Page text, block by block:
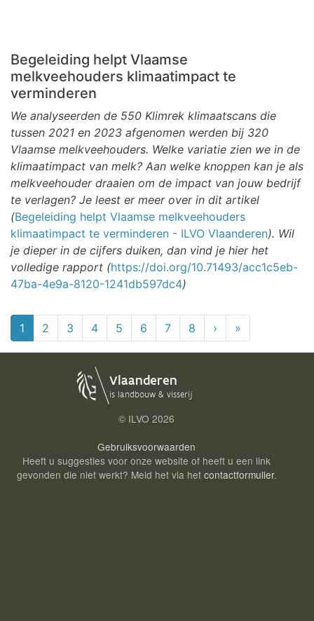
Begeleiding helpt Vlaamse
melkveehouders klimaatimpact te
verminderen
We analyseerden de 550 Klimrek klimaatscans die
tussen 2021 en 2023 afgenomen werden bij 320
Vlaamse melkveehouders. Welke variatie zien we in de
klimaatimpact van melk? Aan welke knoppen kan je als
melkveehouder draaien om de impact van jouw bedrijf
te verlagen? Je leest er meer over in dit artikel
(Begeleiding helpt Vlaamse melkveehouders
klimaatimpact te verminderen - ILVO Vlaanderen). Wil
je dieper in de cijfers duiken, dan vind je hier het
volledige rapport (https://doi.org/10.71493/acc1c5eb-
47ba-4e9a-8120-1241db597dc4)
Paginering
1 2 3 4 5 6 7 8 › »
© ILVO 2026
Gebruiksvoorwaarden
Heeft u suggesties voor onze website of heeft u een link
gevonden die niet werkt? Meld het via het contactformulier.